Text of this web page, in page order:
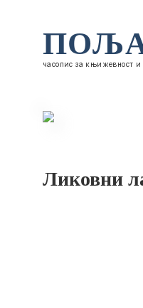
часопис за књижевност и
Ликовни